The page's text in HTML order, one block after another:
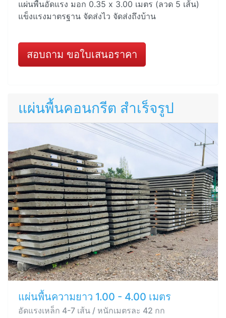
แผ่นพื้นอัดแรง มอก 0.35 x 3.00 เมตร (ลวด 5 เส้น)
แข็งแรงมาตรฐาน จัดส่งไว จัดส่งถึงบ้าน
สอบถาม ขอใบเสนอราคา
แผ่นพื้นคอนกรีต สำเร็จรูป
แผ่นพื้นความยาว 1.00 - 4.00 เมตร
อัดแรงเหล็ก 4-7 เส้น / หนักเมตรละ 42 กก